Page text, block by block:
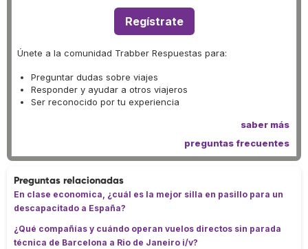
Regístrate
Únete a la comunidad Trabber Respuestas para:
Preguntar dudas sobre viajes
Responder y ayudar a otros viajeros
Ser reconocido por tu experiencia
saber más
preguntas frecuentes
Preguntas relacionadas
En clase economica, ¿cuál es la mejor silla en pasillo para un
descapacitado a España?
¿Qué compañías y cuándo operan vuelos directos sin parada
técnica de Barcelona a Rio de Janeiro i/v?